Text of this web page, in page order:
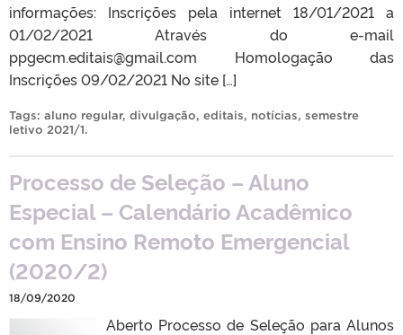
informações: Inscrições pela internet 18/01/2021 a
01/02/2021 Através do e-mail
ppgecm.editais@gmail.com Homologação das
Inscrições 09/02/2021 No site […]
Tags: aluno regular, divulgação, editais, notícias, semestre
letivo 2021/1.
Processo de Seleção – Aluno
Especial – Calendário Acadêmico
com Ensino Remoto Emergencial
(2020/2)
18/09/2020
Aberto Processo de Seleção para Alunos